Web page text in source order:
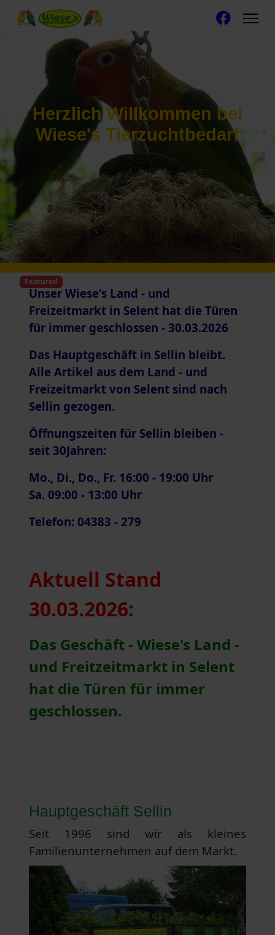
Herzlich Willkommen bei
Wiese's Tierzuchtbedarf
Featured
Unser Wiese's Land - und
Freizeitmarkt in Selent hat die Türen
für immer geschlossen - 30.03.2026
Das Hauptgeschäft in Sellin bleibt.
Alle Artikel aus dem Land - und
Freizeitmarkt von Selent sind nach
Sellin gezogen.
Öffnungszeiten für Sellin bleiben -
seit 30Jahren:
Mo., Di., Do., Fr. 16:00 - 19:00 Uhr
Sa. 09:00 - 13:00 Uhr
Telefon: 04383 - 279
Aktuell Stand
30.03.2026:
Das Geschäft - Wiese's Land -
und Freitzeitmarkt in Selent
hat die Türen für immer
geschlossen.
Hauptgeschäft Sellin
Seit 1996 sind wir als kleines
Familienunternehmen auf dem Markt.